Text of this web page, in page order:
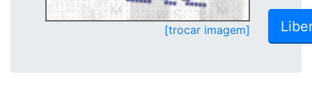
[trocar imagem]